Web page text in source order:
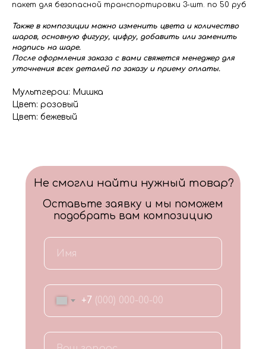
пакет для безопасной транспортировки 3-шт. по 50 руб
Также в композиции можно изменить цвета и количество
шаров, основную фигуру, цифру, добавить или заменить
надпись на шаре.
После оформления заказа с вами свяжется менеджер для
уточнения всех деталей по заказу и приему оплаты.
Мультгерои: Мишка
Цвет: розовый
Цвет: бежевый
+7
Не смогли найти нужный товар?
Оставьте заявку и мы поможем
подобрать вам композицию